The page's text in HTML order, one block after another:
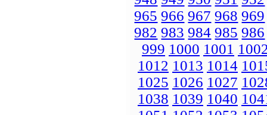
965 966 967 968 969
982 983 984 985 986
999 1000 1001
1012 1013 1014
1025 1026 1027
1038 1039 1040